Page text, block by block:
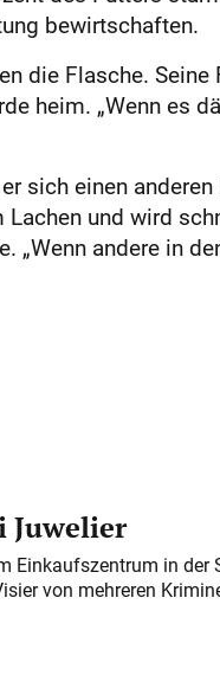
bewirtschaften.
die Flasche.
heim. „Wenn es
sich einen
und wird
andere in
Juwelier
Einkaufszentrum in
von mehreren